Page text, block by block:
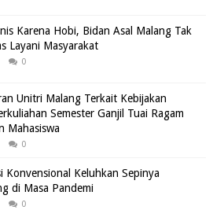
Karena Hobi, Bidan Asal Malang Tak
Layani Masyarakat
0
Unitri Malang Terkait Kebijakan
Semester Ganjil Tuai Ragam
Mahasiswa
0
Konvensional Keluhkan Sepinya
di Masa Pandemi
0